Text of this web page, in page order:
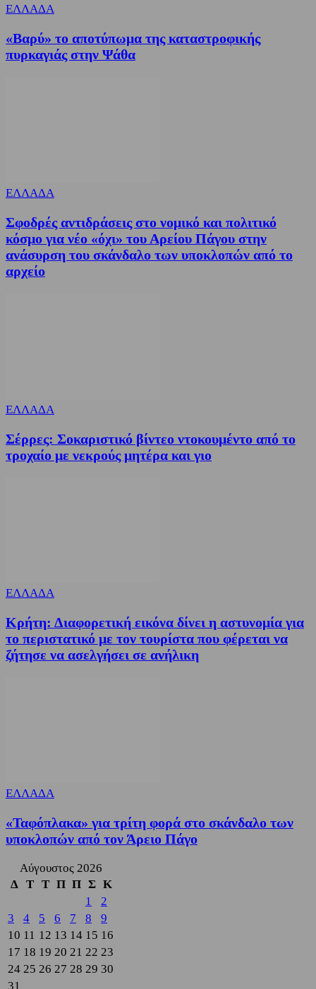
ΕΛΛΑΔΑ
«Βαρύ» το αποτύπωμα της καταστροφικής
πυρκαγιάς στην Ψάθα
ΕΛΛΑΔΑ
Σφοδρές αντιδράσεις στο νομικό και πολιτικό
κόσμο για νέο «όχι» του Αρείου Πάγου στην
ανάσυρση του σκάνδαλο των υποκλοπών από το
αρχείο
ΕΛΛΑΔΑ
Σέρρες: Σοκαριστικό βίντεο ντοκουμέντο από το
τροχαίο με νεκρούς μητέρα και γιο
ΕΛΛΑΔΑ
Κρήτη: Διαφορετική εικόνα δίνει η αστυνομία για
το περιστατικό με τον τουρίστα που φέρεται να
ζήτησε να ασελγήσει σε ανήλικη
ΕΛΛΑΔΑ
«Ταφόπλακα» για τρίτη φορά στο σκάνδαλο των
υποκλοπών από τον Άρειο Πάγο
Αύγουστος 2026
Δ
Τ Τ Π Π Σ Κ
1
2
3
4 5 6 7 8
9
10 11 12 13 14 15 16
17 18 19 20 21 22 23
24 25 26 27 28 29 30
31